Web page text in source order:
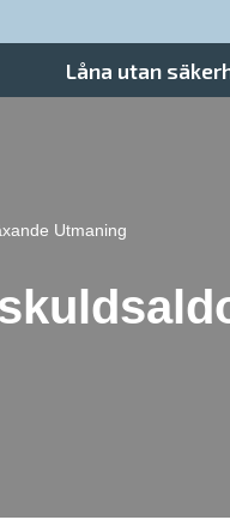
Låna utan
Utmaning